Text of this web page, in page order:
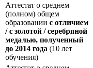
Аттестат о среднем
(полном) общем
образовании с отличием
/ с золотой / серебряной
медалью, полученный
до 2014 года (10 лет
обучения)